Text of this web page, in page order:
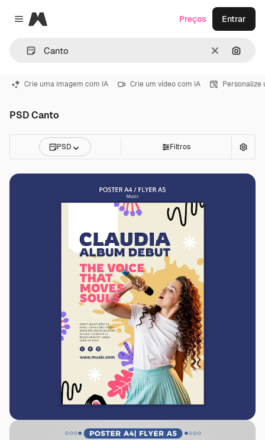
Close menu
Magnific
Limpar
Preços Entrar
Crie uma imagem com IA Crie um vídeo com IA Personalize
PSD Canto
PSD Filtros